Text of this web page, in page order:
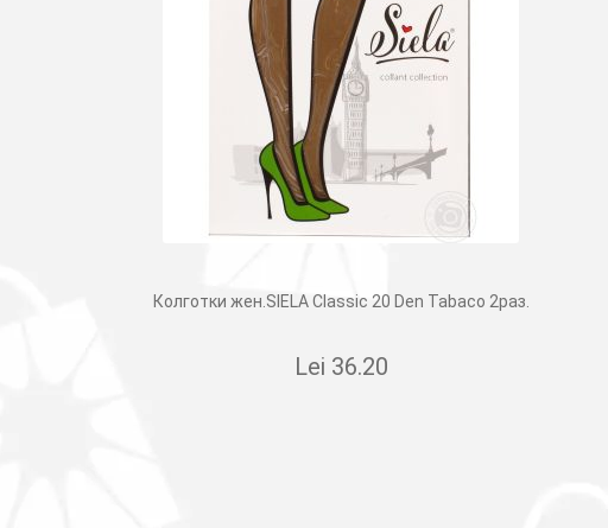
Колготки жен.SIELA Classic 20 Den Tabaco 2раз.
Lei 36.20